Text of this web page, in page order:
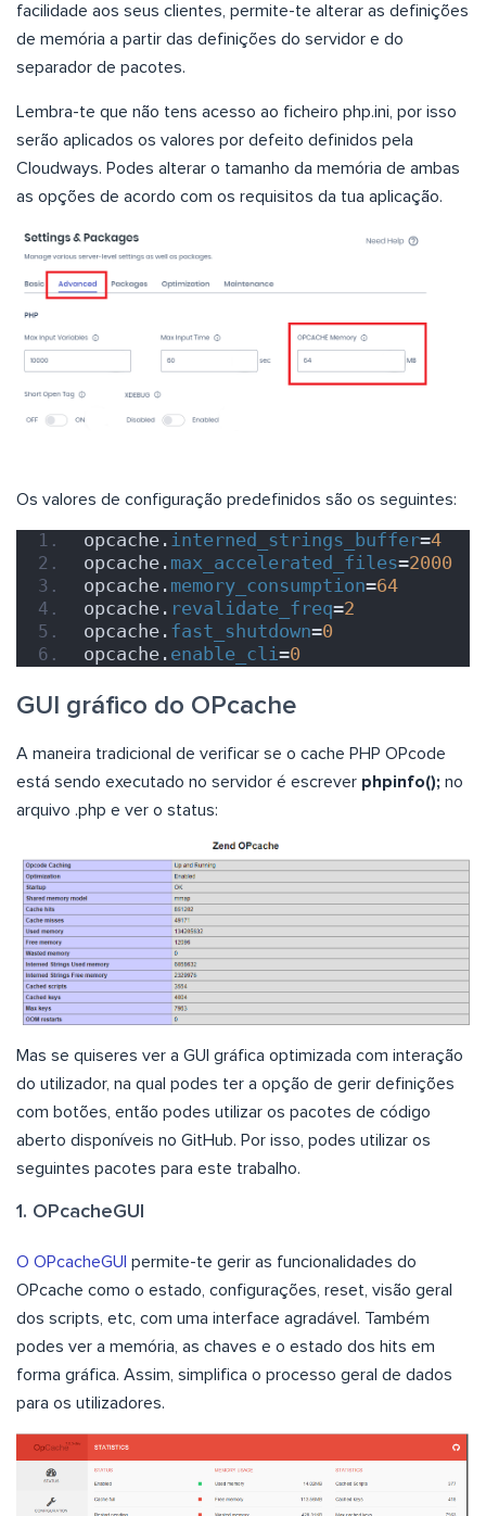
facilidade aos seus clientes, permite-te alterar as definições
de memória a partir das definições do servidor e do
separador de pacotes.
Lembra-te que não tens acesso ao ficheiro php.ini, por isso
serão aplicados os valores por defeito definidos pela
Cloudways. Podes alterar o tamanho da memória de ambas
as opções de acordo com os requisitos da tua aplicação.
Os valores de configuração predefinidos são os seguintes:
opcache. interned_strings_buffer=4
opcache. max_accelerated_files=2000
opcache. memory_consumption=64
opcache. revalidate_freq=2
opcache. fast_shutdown=0
opcache. enable_cli=0
GUI gráfico do OPcache
A maneira tradicional de verificar se o cache PHP OPcode
está sendo executado no servidor é escrever phpinfo(); no
arquivo .php e ver o status:
Mas se quiseres ver a GUI gráfica optimizada com interação
do utilizador, na qual podes ter a opção de gerir definições
com botões, então podes utilizar os pacotes de código
aberto disponíveis no GitHub. Por isso, podes utilizar os
seguintes pacotes para este trabalho.
1. OPcacheGUI
O OPcacheGUI permite-te gerir as funcionalidades do
OPcache como o estado, configurações, reset, visão geral
dos scripts, etc, com uma interface agradável. Também
podes ver a memória, as chaves e o estado dos hits em
forma gráfica. Assim, simplifica o processo geral de dados
para os utilizadores.